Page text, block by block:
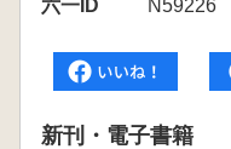
六一ID
N59226
新刊・電子書籍